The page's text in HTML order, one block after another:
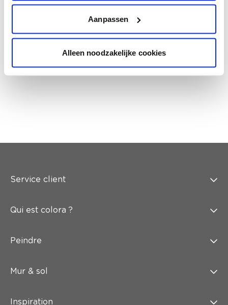
Aanpassen
Alleen noodzakelijke cookies
l'éclairage et de votre mobilier.
Obtenez un contrôle technologique de vos
Service client
Qui est colora ?
Peindre
Mur & sol
Inspiration